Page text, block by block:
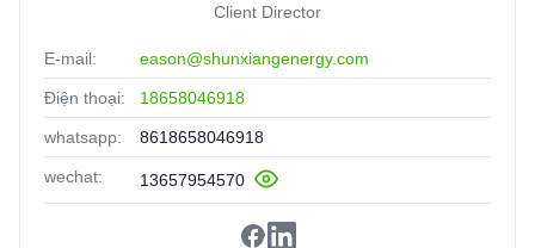
Client Director
E-mail: eason@shunxiangenergy.com
Điện thoại: 18658046918
whatsapp: 8618658046918
wechat: 13657954570